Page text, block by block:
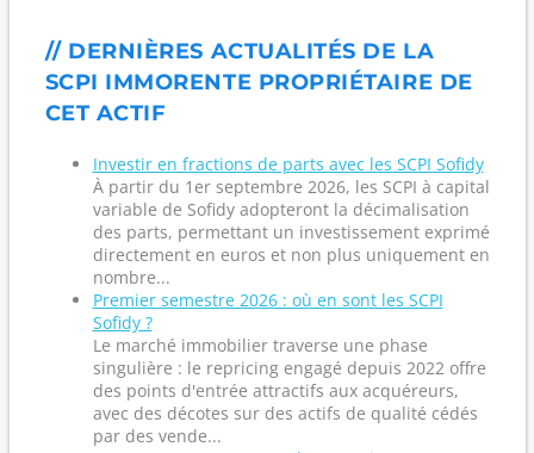
// DERNIÈRES ACTUALITÉS DE LA
SCPI IMMORENTE PROPRIÉTAIRE DE
CET ACTIF
Investir en fractions de parts avec les SCPI Sofidy
À partir du 1er septembre 2026, les SCPI à capital
variable de Sofidy adopteront la décimalisation
des parts, permettant un investissement exprimé
directement en euros et non plus uniquement en
nombre...
Premier semestre 2026 : où en sont les SCPI
Sofidy ?
Le marché immobilier traverse une phase
singulière : le repricing engagé depuis 2022 offre
des points d'entrée attractifs aux acquéreurs,
avec des décotes sur des actifs de qualité cédés
par des vende...